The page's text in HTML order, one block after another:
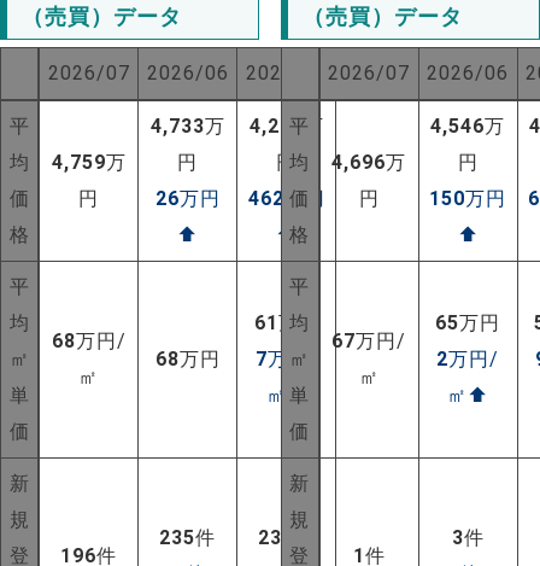
（売買）データ
2026/07 2026/06 2025/07
平
均
価
格
4,759万
円
4,733万
円
26万円
⬆
4,297万
円
462 万円
⬆
平
均
㎡
単
価
68万円/
㎡
68万円
61万円
7万円/
㎡ ⬆
新
規
登
196件
235件
235 件
（売買）データ
2026/07 2026/06
平
均
価
格
4,696万
円
4,546万
円
150万円
⬆
平
均
㎡
単
価
67万円/
㎡
65万円
2万円/
㎡ ⬆
新
規
登
1件
3件